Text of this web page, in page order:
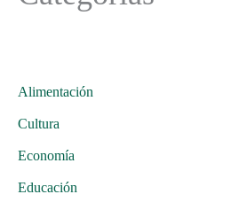
Alimentación
Cultura
Economía
Educación